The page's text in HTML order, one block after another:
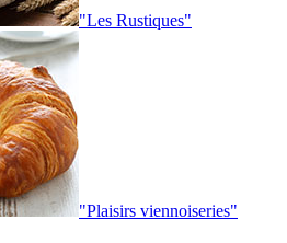
"Les Rustiques"
"Plaisirs viennoiseries"